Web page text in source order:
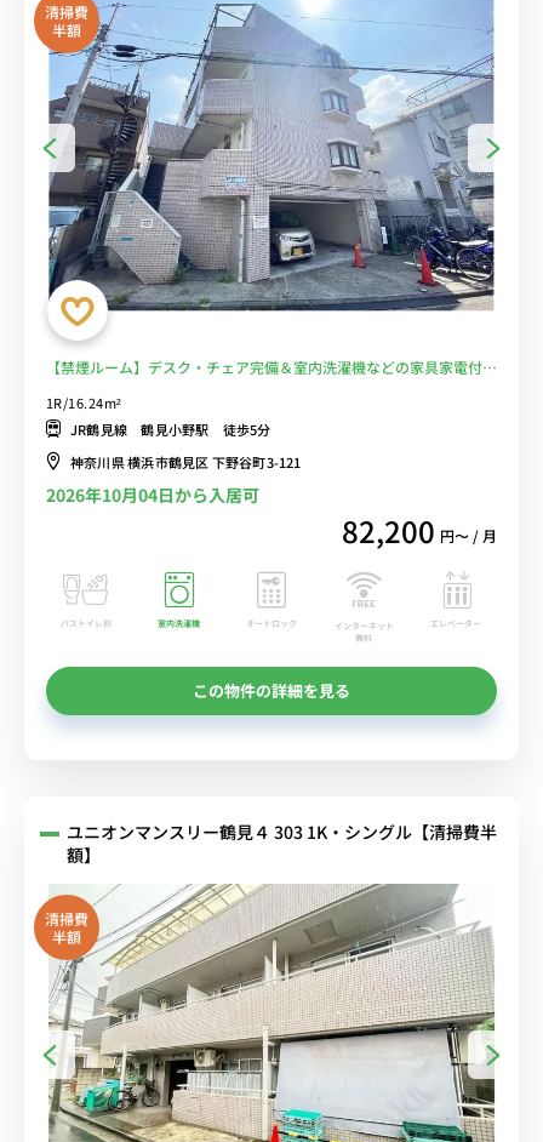
清掃費
半額
【禁煙ルーム】デスク・チェア完備＆室内洗濯機などの家具家電付
ト「まいばすけっと」や「ライフ」があり買い物に便利■選べるWi-
Fi格安レンタル中！
1R/16.24m²
JR鶴見線 鶴見小野駅 徒歩5分
神奈川県 横浜市鶴見区 下野谷町3-121
2026年10月04日から入居可
82,200 円〜 / 月
バストイレ別 室内洗濯機 オートロック
インターネット
無料
エレベーター
この物件の詳細を見る
ユニオンマンスリー鶴見４ 303 1K・シングル【清掃費半
額】
清掃費
半額